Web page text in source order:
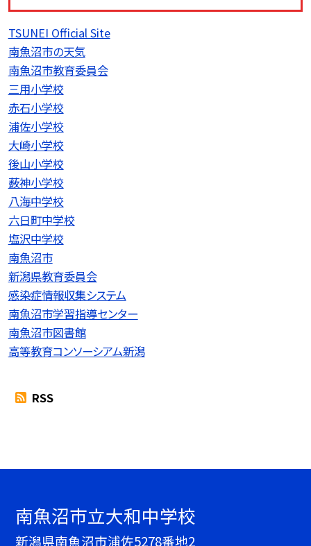
TSUNEI Official Site
南魚沼市の天気
南魚沼市教育委員会
三用小学校
赤石小学校
浦佐小学校
大崎小学校
後山小学校
薮神小学校
八海中学校
六日町中学校
塩沢中学校
南魚沼市
新潟県教育委員会
感染症情報収集システム
南魚沼市学習指導センター
南魚沼市図書館
高等教育コンソーシアム新潟
RSS
南魚沼市立大和中学校
新潟県南魚沼市浦佐5278番地2